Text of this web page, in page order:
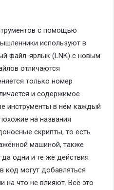
с помощью
используют в
файл-ярлык (LNK) с новым
отличаются
только номер
и содержимое
инструменты в нём каждый
на названия
скрипты, то есть
машиной, также
одни и те же действия
код могут добавляться
на что не влияют. Всё это